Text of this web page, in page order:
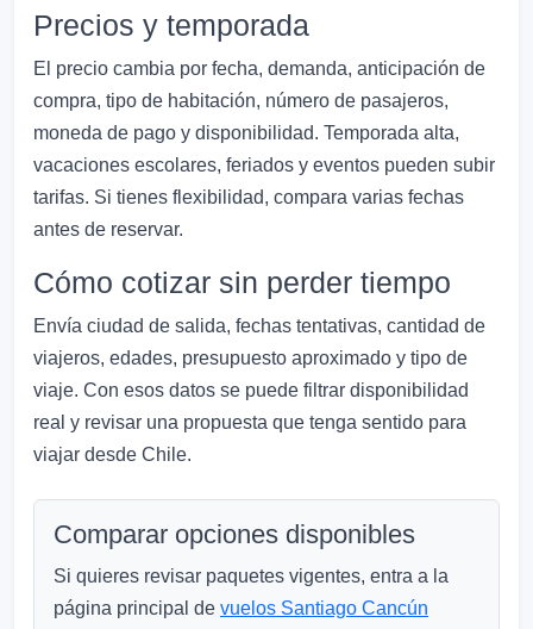
Precios y temporada
El precio cambia por fecha, demanda, anticipación de
compra, tipo de habitación, número de pasajeros,
moneda de pago y disponibilidad. Temporada alta,
vacaciones escolares, feriados y eventos pueden subir
tarifas. Si tienes flexibilidad, compara varias fechas
antes de reservar.
Cómo cotizar sin perder tiempo
Envía ciudad de salida, fechas tentativas, cantidad de
viajeros, edades, presupuesto aproximado y tipo de
viaje. Con esos datos se puede filtrar disponibilidad
real y revisar una propuesta que tenga sentido para
viajar desde Chile.
Comparar opciones disponibles
Si quieres revisar paquetes vigentes, entra a la
página principal de vuelos Santiago Cancún